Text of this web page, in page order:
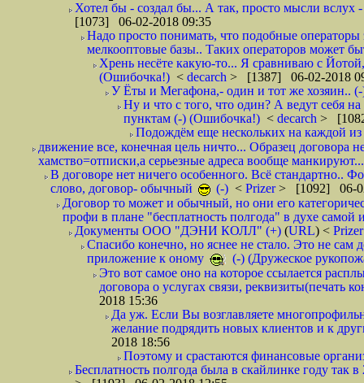
Хотел бы - создал бы... А так, просто мысли вслух
[1073] 06-02-2018 09:35
Надо просто понимать, что подобные
мелкооптовые базы.. Таких операторов может
Хрень несёте какую-то... Я сравниваю с
(Ошибочка!) < decarch > [1387] 06-02-2018
У Ёты и Мегафона,- один и тот же хозяин..
Ну и что с того, что один? А ведут себя
пунктам (-) (Ошибочка!) < decarch >
Подождём еще нескольких на каждой из
движение все, конечная цель ничто... Образец договора
хамство=отписки,а серьезные адреса вообще
В договоре нет ничего особенного. Всё стандартно..
слово, договор- обычный
(-) < Prizer> [1092] 06-
Договор то может и обычный, но они его
профи в плане "бесплатность полгода" в духе
Документы ООО "ДЭНИ КОЛЛ" (+) (URL) <
Спасибо конечно, но яснее не стало. Это не сам
приложение к оному
(-) (Дружеское
Это вот самое оно на которое ссылается
договора о услугах связи, реквизиты(печать
2018 15:36
Да уж. Если Вы возглавляете
желание подрядить новых клиентов и к
2018 18:56
Поэтому и срастаются финансовые
Бесплатность полгода была в скайлинке году